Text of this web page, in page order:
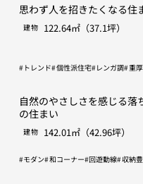
思わず人を招きたくなる住
建物 122.64㎡（37.1坪）
トレンド 個性派住宅 レンガ調 重
自然のやさしさを感じる落
の住まい
建物 142.01㎡（42.96坪）
モダン 和コーナー 回遊動線 収納